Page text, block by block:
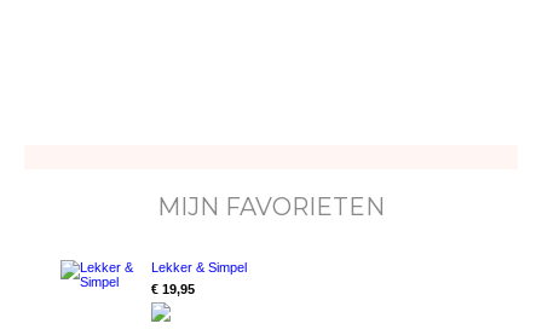
MIJN FAVORIETEN
Lekker & Simpel
€ 19,95